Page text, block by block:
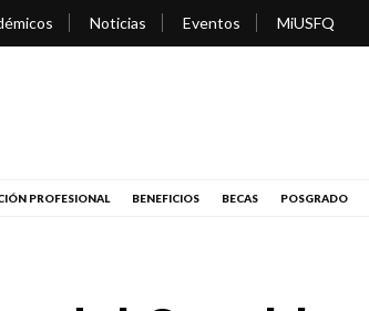
Noticias Eventos MiUSFQ
PROFESIONAL BENEFICIOS BECAS POSGRADO